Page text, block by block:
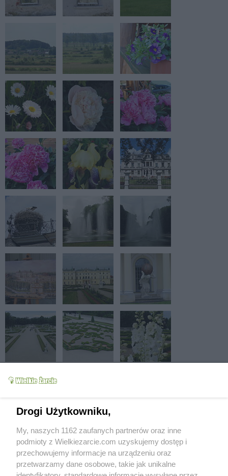
Drogi Użytkowniku,
My, naszych 1162 zaufanych partnerów oraz inne
podmioty z Wielkiezarcie.com uzyskujemy dostęp i
przechowujemy informacje na urządzeniu oraz
przetwarzamy dane osobowe, takie jak unikalne